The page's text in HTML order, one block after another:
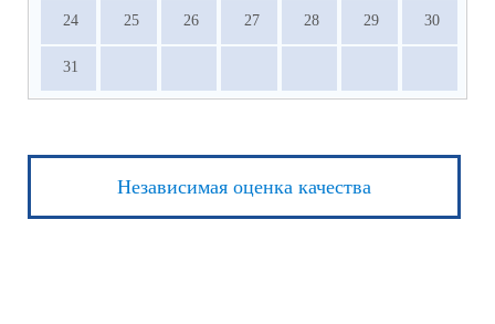
24 25 26 27 28 29 30
31
Независимая оценка качества